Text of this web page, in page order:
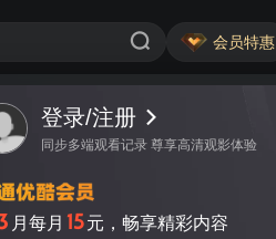
会员特惠
登录/注册
同步多端观看记录 尊享高清观影体验
月每月 15元，畅享精彩内容